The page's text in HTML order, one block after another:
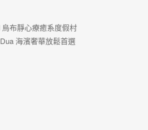
布靜心療癒系度假村
海濱奢華放鬆首選